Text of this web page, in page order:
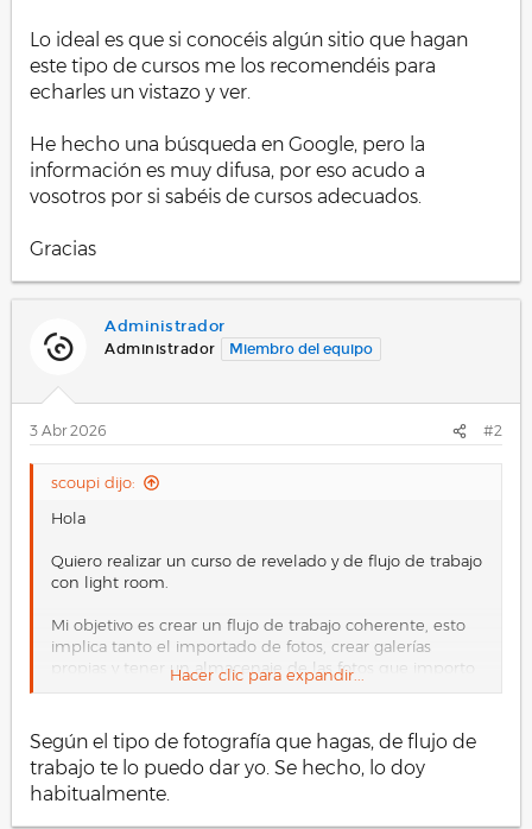
Lo ideal es que si conocéis algún sitio que hagan
este tipo de cursos me los recomendéis para
echarles un vistazo y ver.
He hecho una búsqueda en Google, pero la
información es muy difusa, por eso acudo a
vosotros por si sabéis de cursos adecuados.
Gracias
Administrador
Administrador Miembro del equipo
3 Abr 2026 #2
scoupi dijo:
Hola
Quiero realizar un curso de revelado y de flujo de trabajo
con light room.
Mi objetivo es crear un flujo de trabajo coherente, esto
implica tanto el importado de fotos, crear galerías
propias y tener un almacenaje de las fotos que importo
y el.procesado de las fotos y su esporrtacion, no se si me
Lo ideal es que si conocéis algún sitio que hagan este
tipo de cursos me los recomendéis para echarles un
vistazo y ver.
Hacer clic para expandir...
Según el tipo de fotografía que hagas, de flujo de
trabajo te lo puedo dar yo. Se hecho, lo doy
habitualmente.